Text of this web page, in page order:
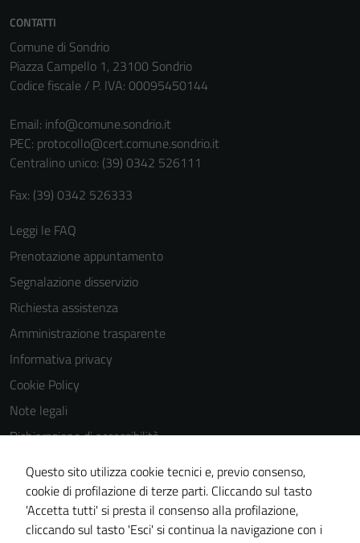
CONTATTI
Comune di Sondrio
Piazza Campello 1, 23100 Sondrio
Codice fiscale / P. IVA: 00095450144
Email: info@comune.sondrio.it
PEC: protocollo@cert.comune.sondrio.it
Centralino unico: (39) 0342 526111
Fax: (39) 0342 526333
Leggi le FAQ
Prenotazione appuntamento
Segnalazione disservizio
Richiesta assistenza
Amministrazione trasparente
Informativa privacy
Cookie Policy
Note legali
Dichiarazione di accessibilità
Dichiarazione di accessibilità Servizi
Whistleblowing
Piano di miglioramento del sito
Area riservata
Questo sito utilizza cookie tecnici e, previo consenso,
cookie di profilazione di terze parti. Cliccando sul tasto
'Accetta tutti' si presta il consenso alla profilazione,
cliccando sul tasto 'Esci' si continua la navigazione con i
disabilitati.
informazioni